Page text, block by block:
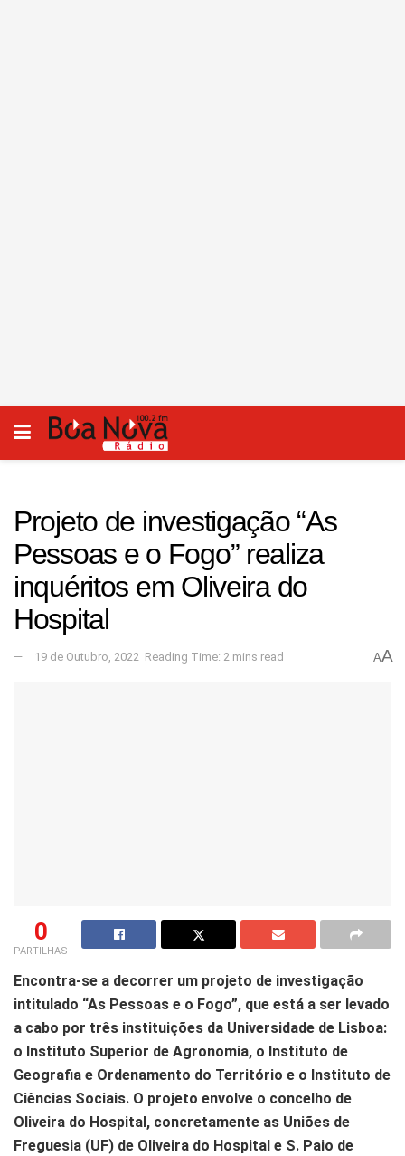
Projeto de investigação “As
Pessoas e o Fogo” realiza
inquéritos em Oliveira do
Hospital
19 de Outubro, 2022 Reading Time: 2 mins read AA
0
PARTILHAS
Encontra-se a decorrer um projeto de investigação
intitulado “As Pessoas e o Fogo”, que está a ser levado
a cabo por três instituições da Universidade de Lisboa:
o Instituto Superior de Agronomia, o Instituto de
Geografia e Ordenamento do Território e o Instituto de
Ciências Sociais. O projeto envolve o concelho de
Oliveira do Hospital, concretamente as Uniões de
Freguesia (UF) de Oliveira do Hospital e S. Paio de